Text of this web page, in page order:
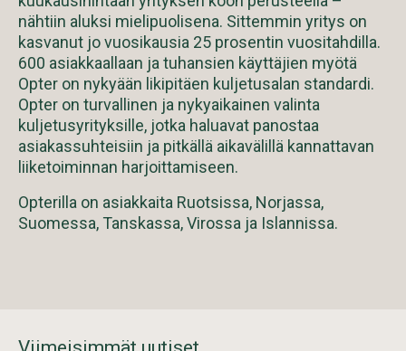
nähtiin aluksi mielipuolisena. Sittemmin yritys on
kasvanut jo vuosikausia 25 prosentin vuositahdilla.
600 asiakkaallaan ja tuhansien käyttäjien myötä
Opter on nykyään likipitäen kuljetusalan standardi.
Opter on turvallinen ja nykyaikainen valinta
kuljetusyrityksille, jotka haluavat panostaa
asiakassuhteisiin ja pitkällä aikavälillä kannattavan
liiketoiminnan harjoittamiseen.
Opterilla on asiakkaita Ruotsissa, Norjassa,
Suomessa, Tanskassa, Virossa ja Islannissa.